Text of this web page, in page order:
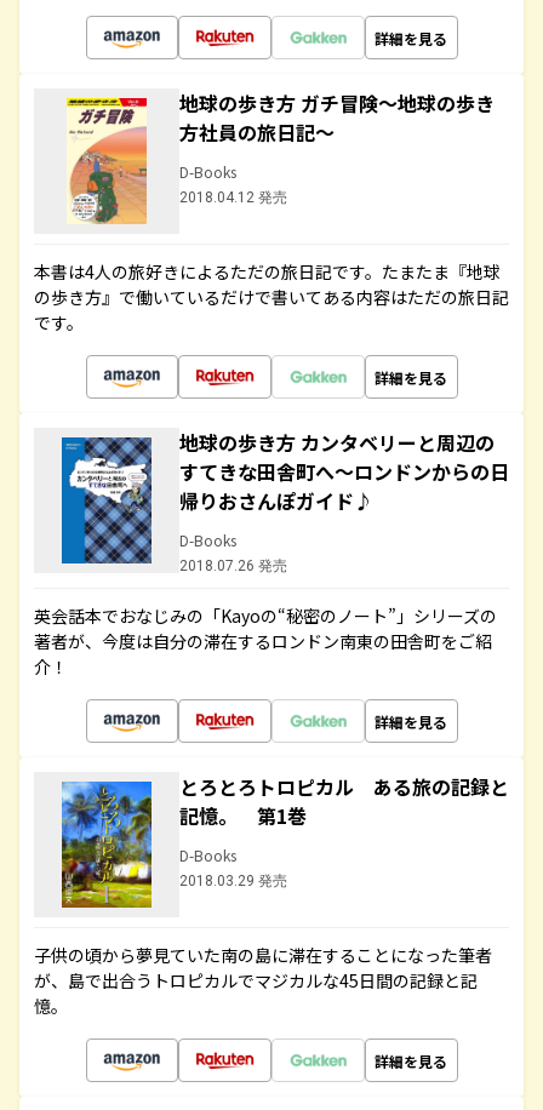
詳細を見る
地球の歩き方 ガチ冒険～地球の歩き
方社員の旅日記～
D-Books
2018.04.12 発売
本書は4人の旅好きによるただの旅日記です。たまたま『地球
の歩き方』で働いているだけで書いてある内容はただの旅日記
です。
詳細を見る
地球の歩き方 カンタベリーと周辺の
すてきな田舎町へ～ロンドンからの日
帰りおさんぽガイド♪
D-Books
2018.07.26 発売
英会話本でおなじみの「Kayoの“秘密のノート”」シリーズの
著者が、今度は自分の滞在するロンドン南東の田舎町をご紹
介！
詳細を見る
とろとろトロピカル ある旅の記録と
記憶。 第1巻
D-Books
2018.03.29 発売
子供の頃から夢見ていた南の島に滞在することになった筆者
が、島で出合うトロピカルでマジカルな45日間の記録と記
憶。
詳細を見る